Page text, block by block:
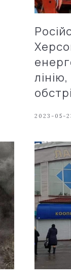
2023-05-